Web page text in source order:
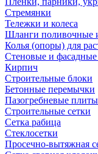
Стремянки
Тележки и колеса
Шланги поливочные
Колья (опоры) для
Стеновые и
Кирпич
Строительные блоки
Бетонные перемычки
Пазогребневые
Строительные сетки
Сетка рабица
Стеклосетки
Просечно-вытяжная